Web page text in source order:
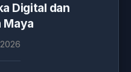
Digital dan
Maya